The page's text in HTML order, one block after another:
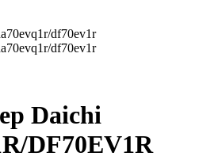
Daichi
DF70EV1R